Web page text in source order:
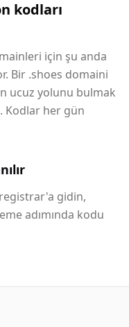
kodları
için şu anda
Bir .shoes domaini
ucuz yolunu bulmak
Kodlar her gün
gidin,
adımında kodu